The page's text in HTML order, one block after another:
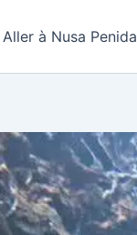
Aller à Nusa Penida